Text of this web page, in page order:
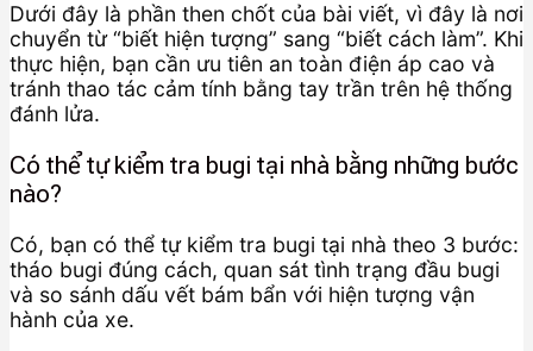
Dưới đây là phần then chốt của bài viết, vì đây là nơi
chuyển từ “biết hiện tượng” sang “biết cách làm”. Khi
thực hiện, bạn cần ưu tiên an toàn điện áp cao và
tránh thao tác cảm tính bằng tay trần trên hệ thống
đánh lửa.
Có thể tự kiểm tra bugi tại nhà bằng những bước
nào?
Có, bạn có thể tự kiểm tra bugi tại nhà theo 3 bước:
tháo bugi đúng cách, quan sát tình trạng đầu bugi
và so sánh dấu vết bám bẩn với hiện tượng vận
hành của xe.